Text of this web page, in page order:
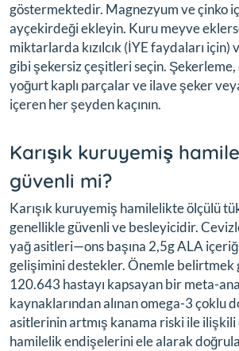
göstermektedir. Magnezyum ve çinko
ayçekirdeği ekleyin. Kuru meyve
miktarlarda kızılcık (İYE faydaları için)
gibi şekersiz çeşitleri seçin. Şekerleme,
yoğurt kaplı parçalar ve ilave şeker
içeren her şeyden kaçının.
Karışık kuruyemiş
güvenli mi?
Karışık kuruyemiş hamilelikte ölçülü
genellikle güvenli ve besleyicidir.
yağ asitleri—ons başına 2,5g ALA
gelişimini destekler. Önemle belirtmek
120.643 hastayı kapsayan bir meta-
kaynaklarından alınan omega-3 çoklu
asitlerinin artmış kanama riski ile ilişkili
hamilelik endişelerini ele alarak